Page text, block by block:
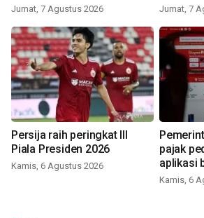
Jumat, 7 Agustus 2026 Jumat, 7
Persija raih peringkat III
Piala Presiden 2026
Kamis, 6 Agustus 2026
pajak
aplikasi
Kamis, 6